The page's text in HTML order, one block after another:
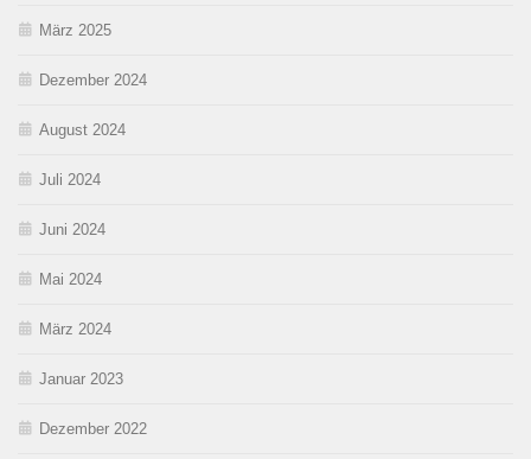
März 2025
Dezember 2024
August 2024
Juli 2024
Juni 2024
Mai 2024
März 2024
Januar 2023
Dezember 2022